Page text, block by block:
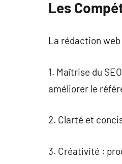
Les
La rédaction
1. Maîtrise du
améliorer le
2. Clarté et
3. Créativité :